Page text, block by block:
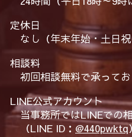
定休日
なし（年末年始・土日祝
相談料
初回相談無料で承ってお
LINE公式アカウント
当事務所ではLINEでの
（LINE ID： @440pwktq